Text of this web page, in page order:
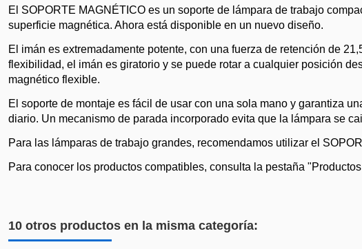
El SOPORTE MAGNÉTICO es un soporte de lámpara de trabajo
superficie magnética. Ahora está disponible en un nuevo diseño.
El imán es extremadamente potente, con una fuerza de retención de
flexibilidad, el imán es giratorio y se puede rotar a cualquier posición
magnético flexible.
El soporte de montaje es fácil de usar con una sola mano y garantiza
diario. Un mecanismo de parada incorporado evita que la lámpara se
Para las lámparas de trabajo grandes, recomendamos utilizar el
Para conocer los productos compatibles, consulta la pestaña
10 otros productos en la misma categoría: